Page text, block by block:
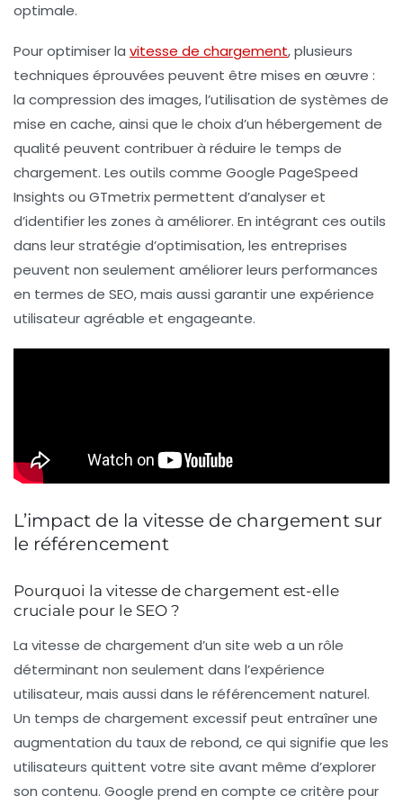
optimale.
Pour optimiser la vitesse de chargement, plusieurs
techniques éprouvées peuvent être mises en œuvre :
la compression des images, l’utilisation de systèmes de
mise en cache, ainsi que le choix d’un hébergement de
qualité peuvent contribuer à réduire le temps de
chargement. Les outils comme Google PageSpeed
Insights ou GTmetrixpermettent d’analyser et
d’identifier les zones à améliorer. En intégrant ces outils
dans leur stratégie d’optimisation, les entreprises
peuvent non seulement améliorer leurs performances
en termes de SEO, mais aussi garantir une expérience
utilisateur agréable et engageante.
L’impact de la vitesse de chargement sur
le référencement
Pourquoi la vitesse de chargement est-elle
cruciale pour le SEO ?
La vitesse de chargement d’un site web a un rôle
déterminant non seulement dans l’expérience
utilisateur, mais aussi dans le référencement naturel.
Un temps de chargement excessif peut entraîner une
augmentation du taux de rebond, ce qui signifie que les
utilisateurs quittent votre site avant même d’explorer
son contenu. Google prend en compte ce critère pour